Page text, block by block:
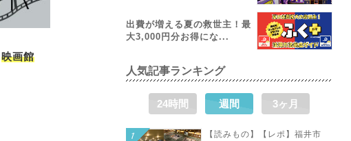
映画館
出費が増える夏の救世主！最
大3,000円分お得にな...
人気記事ランキング
24時間 週間 3ヶ月
【読みもの】【レポ】福井市